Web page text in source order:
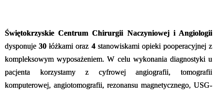
Świętokrzyskie Centrum Chirurgii Naczyniowej i Angiologii
dysponuje30 łóżkami oraz 4stanowiskami opieki pooperacyjnej z
kompleksowym wyposażeniem. W celu wykonania diagnostyki u
pacjenta korzystamy z cyfrowej angiografii, tomografii
komputerowej, angiotomografii, rezonansu magnetycznego, USG-